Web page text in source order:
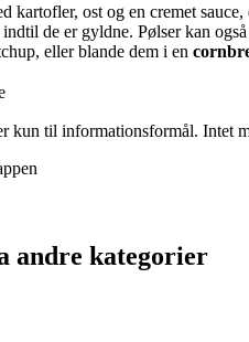
kartofler, ost og en cremet
de er gyldne. Pølser kan
eller blande dem i en
kun til informationsformål. Intet
andre kategorier